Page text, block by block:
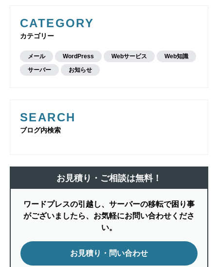
CATEGORY
カテゴリー
メール WordPress Webサービス
Web知識
サーバー
お知らせ
SEARCH
ブログ内検索
お見積り・ご相談は無料！
ワードプレスの引越し、サーバーの移転で困り事
がございましたら、お気軽にお問い合わせくださ
い。
お見積り・問い合わせ